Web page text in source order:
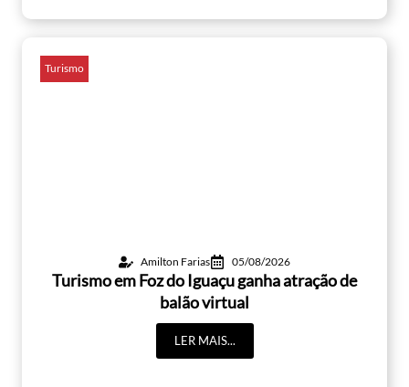
Turismo
Amilton Farias 05/08/2026
Turismo em Foz do Iguaçu ganha atração de
balão virtual
LER MAIS...